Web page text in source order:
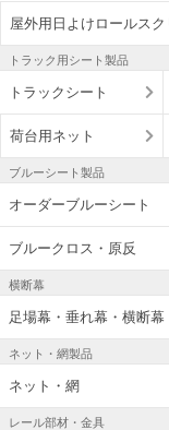
屋外用日よけロールスク
トラック用シート製品
トラックシート
荷台用ネット
ブルーシート製品
オーダーブルーシート
ブルークロス・原反
横断幕
足場幕・垂れ幕・横断幕
ネット・網製品
ネット・網
レール部材・金具